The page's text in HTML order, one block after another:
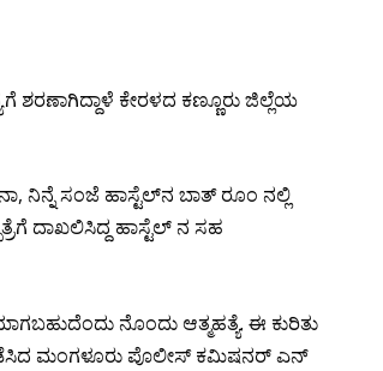
ಶರಣಾಗಿದ್ದಾಳೆ ಕೇರಳದ ಕಣ್ಣೂರು ಜಿಲ್ಲೆಯ
ನಿನ್ನೆ ಸಂಜೆ ಹಾಸ್ಟೆಲ್‌ನ ಬಾತ್ ರೂಂ ನಲ್ಲಿ
ದಾಖಲಿಸಿದ್ದ ಹಾಸ್ಟೆಲ್ ನ ಸಹ
ನೊಂದು ಆತ್ಮಹತ್ಯೆ. ಈ ಕುರಿತು
ನಡೆಸಿದ ಮಂಗಳೂರು ಪೊಲೀಸ್ ಕಮಿಷನರ್ ಎನ್